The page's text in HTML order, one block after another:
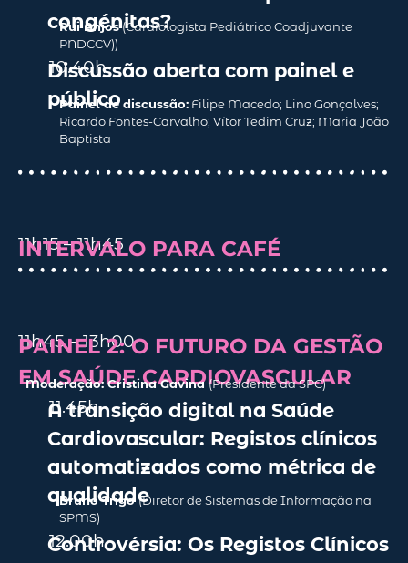
congénitas?
Rui Anjos(Cardiologista Pediátrico Coadjuvante
PNDCCV))
10.40h
Discussão aberta com painel e
público
Painel de discussão:Filipe Macedo; Lino Gonçalves;
Ricardo Fontes-Carvalho; Vítor Tedim Cruz; Maria João
Baptista
11h15 – 11h45
INTERVALO PARA CAFÉ
11h45 – 13h00
PAINEL 2: O FUTURO DA GESTÃO
EM SAÚDE CARDIOVASCULAR
Moderação: Cristina Gavina (Presidente da SPC)
11.45h
A transição digital na Saúde
Cardiovascular: Registos clínicos
automatizados como métrica de
qualidade
Bruno Trigo (Diretor de Sistemas de Informação na
SPMS)
12.00h
Controvérsia: Os Registos Clínicos